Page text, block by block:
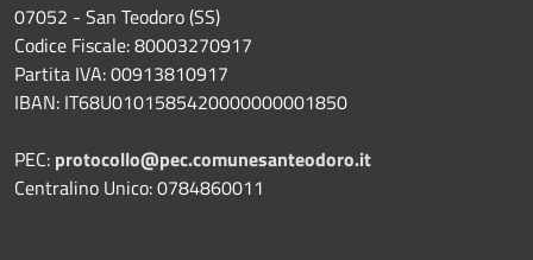
07052 - San Teodoro (SS)
Codice Fiscale: 80003270917
Partita IVA: 00913810917
IBAN: IT68U0101585420000000001850
PEC: protocollo@pec.comunesanteodoro.it
Centralino Unico: 0784860011